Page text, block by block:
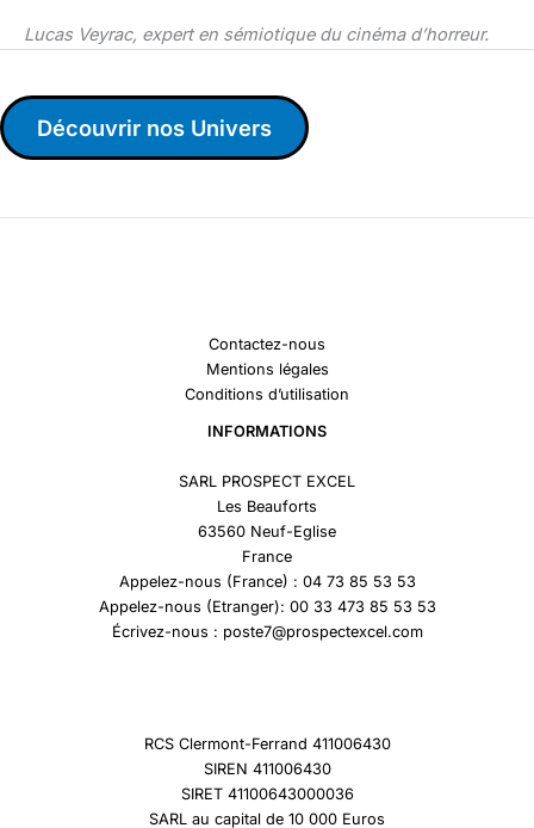
Lucas Veyrac, expert en sémiotique du cinéma d’horreur.
Découvrir nos Univers
Contactez-nous
Mentions légales
Conditions d’utilisation
INFORMATIONS
SARL PROSPECT EXCEL
Les Beauforts
63560 Neuf-Eglise
France
Appelez-nous (France) : 04 73 85 53 53
Appelez-nous (Etranger): 00 33 473 85 53 53
Écrivez-nous : poste7@prospectexcel.com
RCS Clermont-Ferrand 411006430
SIREN 411006430
SIRET 41100643000036
SARL au capital de 10 000 Euros